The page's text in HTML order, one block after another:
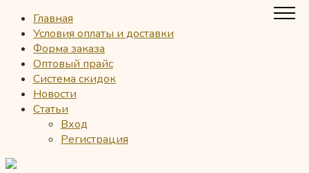
Главная
Условия оплаты и доставки
Форма заказа
Оптовый прайс
Система скидок
Новости
Статьи
Вход
Регистрация